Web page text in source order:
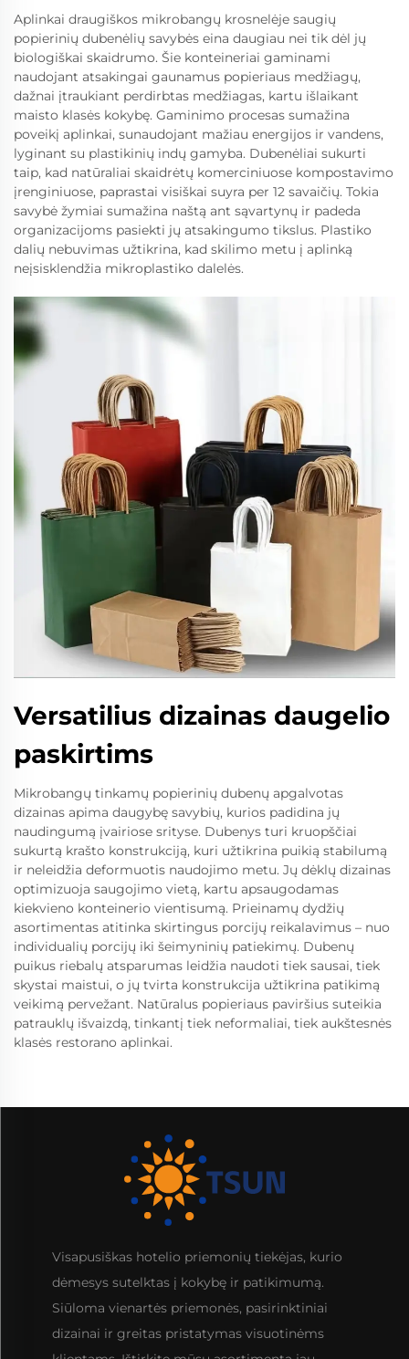
Aplinkai draugiškos mikrobangų krosnelėje saugių
popierinių dubenėlių savybės eina daugiau nei tik dėl jų
biologiškai skaidrumo. Šie konteineriai gaminami
naudojant atsakingai gaunamus popieriaus medžiagų,
dažnai įtraukiant perdirbtas medžiagas, kartu išlaikant
maisto klasės kokybę. Gaminimo procesas sumažina
poveikį aplinkai, sunaudojant mažiau energijos ir vandens,
lyginant su plastikinių indų gamyba. Dubenėliai sukurti
taip, kad natūraliai skaidrėtų komerciniuose kompostavimo
įrenginiuose, paprastai visiškai suyra per 12 savaičių. Tokia
savybė žymiai sumažina naštą ant sąvartynų ir padeda
organizacijoms pasiekti jų atsakingumo tikslus. Plastiko
dalių nebuvimas užtikrina, kad skilimo metu į aplinką
neįsisklendžia mikroplastiko dalelės.
Versatilius dizainas daugelio
paskirtims
Mikrobangų tinkamų popierinių dubenų apgalvotas
dizainas apima daugybę savybių, kurios padidina jų
naudingumą įvairiose srityse. Dubenys turi kruopščiai
sukurtą krašto konstrukciją, kuri užtikrina puikią stabilumą
ir neleidžia deformuotis naudojimo metu. Jų dėklų dizainas
optimizuoja saugojimo vietą, kartu apsaugodamas
kiekvieno konteinerio vientisumą. Prieinamų dydžių
asortimentas atitinka skirtingus porcijų reikalavimus – nuo
individualių porcijų iki šeimyninių patiekimų. Dubenų
puikus riebalų atsparumas leidžia naudoti tiek sausai, tiek
skystai maistui, o jų tvirta konstrukcija užtikrina patikimą
veikimą pervežant. Natūralus popieriaus paviršius suteikia
patrauklų išvaizdą, tinkantį tiek neformaliai, tiek aukštesnės
klasės restorano aplinkai.
Visapusiškas hotelio priemonių tiekėjas, kurio
dėmesys sutelktas į kokybę ir patikimumą.
Siūloma vienartės priemonės, pasirinktiniai
dizainai ir greitas pristatymas visuotinėms